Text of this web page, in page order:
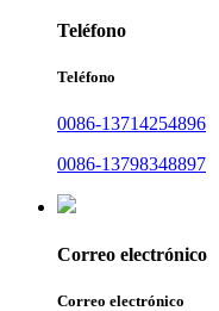
Teléfono
Teléfono
0086-13714254896
0086-13798348897
Correo electrónico
Correo electrónico